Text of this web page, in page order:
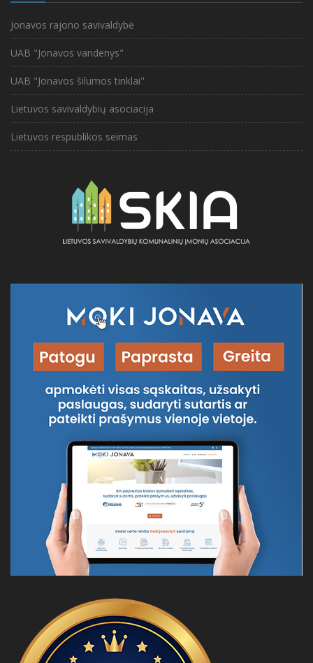
Jonavos rajono savivaldybė
UAB "Jonavos vandenys"
UAB "Jonavos šilumos tinklai"
Lietuvos savivaldybių asociacija
Lietuvos respublikos seimas